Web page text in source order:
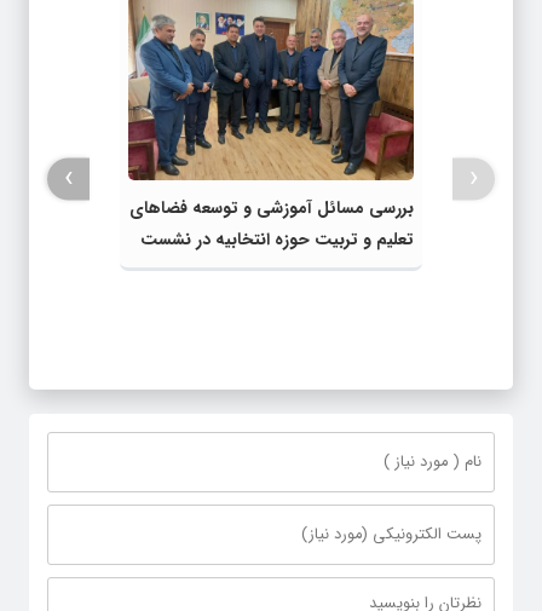
بررسی مسائل آموزشی و توسعه فضاهای
تعلیم و تربیت حوزه انتخابیه در نشست
مشترک عضو کمیسیون آموزش مجلس با
‹
›